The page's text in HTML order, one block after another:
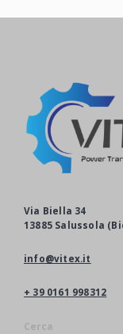
Via Biella 34
13885 Salussola
info@vitex.it
+ 39 0161 998312
Cerca